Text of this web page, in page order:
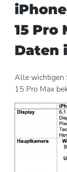
15 Pro
Daten
Alle wichtigen
15 Pro Max